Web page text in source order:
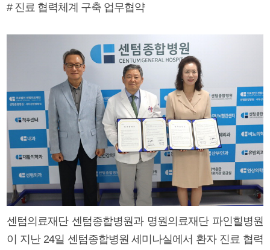
# 진료 협력체계 구축 업무협약
센텀의료재단 센텀종합병원과 명원의료재단 파인힐병원
이 지난 24일 센텀종합병원 세미나실에서 환자 진료 협력